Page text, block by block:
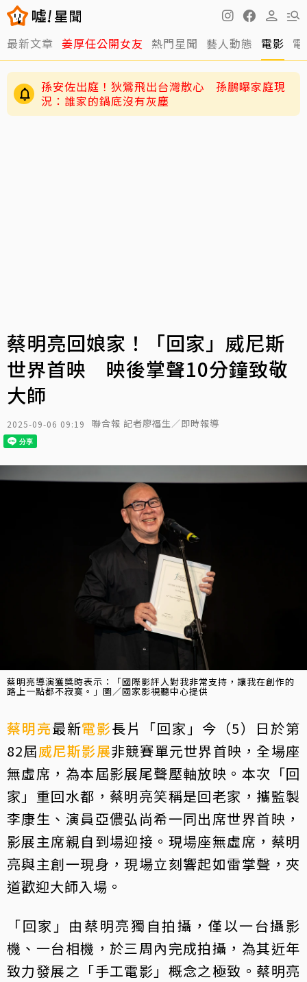
最新文章 姜厚任公開女友 熱門星聞 藝人動態 電影
孫安佐出庭！狄鶯飛出台灣散心 孫鵬曝家庭現
況：誰家的鍋底沒有灰塵
蔡明亮回娘家！「回家」威尼斯
世界首映 映後掌聲10分鐘致敬
大師
2025-09-06 09:19 聯合報 記者廖福生／即時報導
蔡明亮導演獲獎時表示：「國際影評人對我非常支持，讓我在創作的
路上一點都不寂寞。」圖／國家影視聽中心提供
蔡明亮最新電影長片「回家」今（5）日於第
82屆威尼斯影展非競賽單元世界首映，全場座
無虛席，為本屆影展尾聲壓軸放映。本次「回
家」重回水都，蔡明亮笑稱是回老家，攜監製
李康生、演員亞儂弘尚希一同出席世界首映，
影展主席親自到場迎接。現場座無虛席，蔡明
亮與主創一現身，現場立刻響起如雷掌聲，夾
道歡迎大師入場。
「回家」由蔡明亮獨自拍攝，僅以一台攝影
機、一台相機，於三周內完成拍攝，為其近年
致力發展之「手工電影」概念之極致。蔡明亮